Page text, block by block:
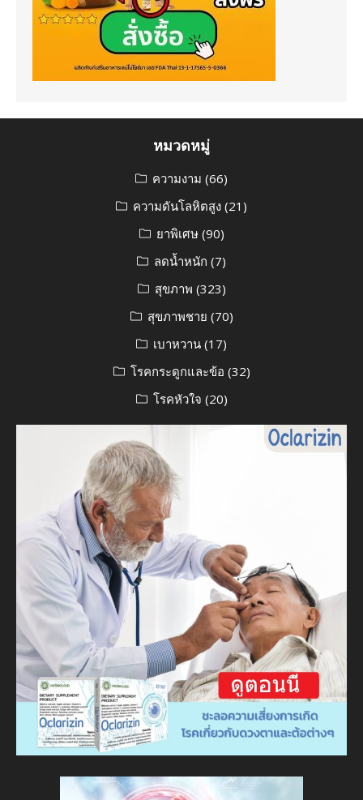
หมวดหมู่
ความงาม (66)
ความดันโลหิตสูง (21)
ยาพิเศษ(90)
ลดน้ำหนัก (7)
สุขภาพ (323)
สุขภาพชาย (70)
เบาหวาน (17)
โรคกระดูกและข้อ (32)
โรคหัวใจ (20)